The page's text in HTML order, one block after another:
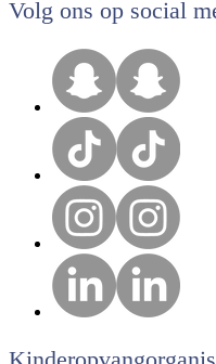
Volg ons op social